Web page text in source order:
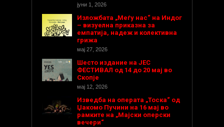
јуни 1, 2026
Изложбата „Меѓу нас“ на Индог
– визуелна приказна за
емпатија, надеж и колективна
грижа
мај 27, 2026
Шесто издание на ЈЕС
ФЕСТИВАЛ од 14 до 20 мај во
Скопје
мај 12, 2026
Изведба на операта „Тоска“ од
Џакомо Пучини на 16 мај во
рамките на „Мајски оперски
вечери“